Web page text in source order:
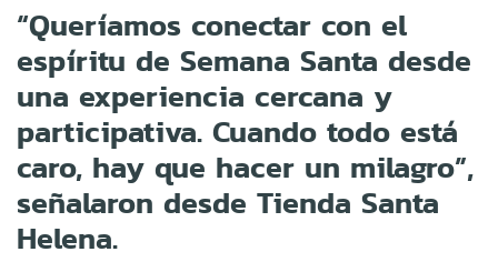
“Queríamos conectar con el
espíritu de Semana Santa desde
una experiencia cercana y
participativa. Cuando todo está
caro, hay que hacer un milagro”,
señalaron desde Tienda Santa
Helena.